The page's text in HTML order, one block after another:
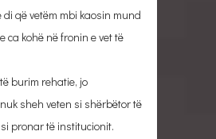
di që vetëm mbi kaosin mund
ca kohë në fronin e vet të
burim rehatie, jo
sheh veten si shërbëtor të
pronar të institucionit.